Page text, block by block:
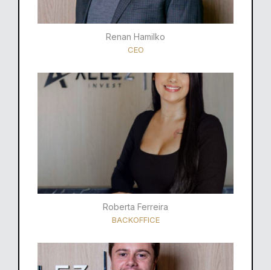
Renan Hamilko​
CEO
Roberta Ferreira
BACKOFFICE